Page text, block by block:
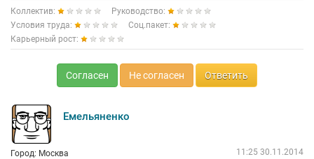
Коллектив:
Руководство:
Условия труда:
Соц.пакет:
Карьерный рост:
Согласен Не согласен Ответить
Емельяненко
Город: Москва 11:25 30.11.2014